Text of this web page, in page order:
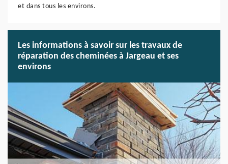
et dans tous les environs.
Les informations à savoir sur les travaux de
réparation des cheminées à Jargeau et ses
environs